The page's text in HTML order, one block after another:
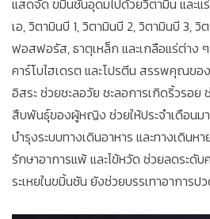
แสดจัด ขมิ้นชันอุดมไปด้วยวิตามิน และแ
เอ, วิตามินบี 1, วิตามินบี 2, วิตามินบี 3, วิ
ฟอสฟอรัส, ธาตุเหล็ก และเกลือแร่ต่าง ๆ
คาร์โบไฮเดรต และโปรตีน สรรพคุณข
อิสระ ช่วยชะลอวัย ชะลอการเกิดริ้วรอย
สืบพันธุ์ของผู้หญิง ช่วยให้ประจำเดือนม
บำรุงระบบทางเดินอาหาร และทางเดินห
รักษาอาการแพ้ และไข้หวัด ช่วยลดระดั
ระเหยในขมิ้นชัน ยังช่วยบรรเทาอาการ